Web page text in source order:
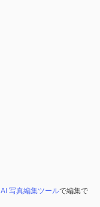
AI 写真編集ツールで編集で